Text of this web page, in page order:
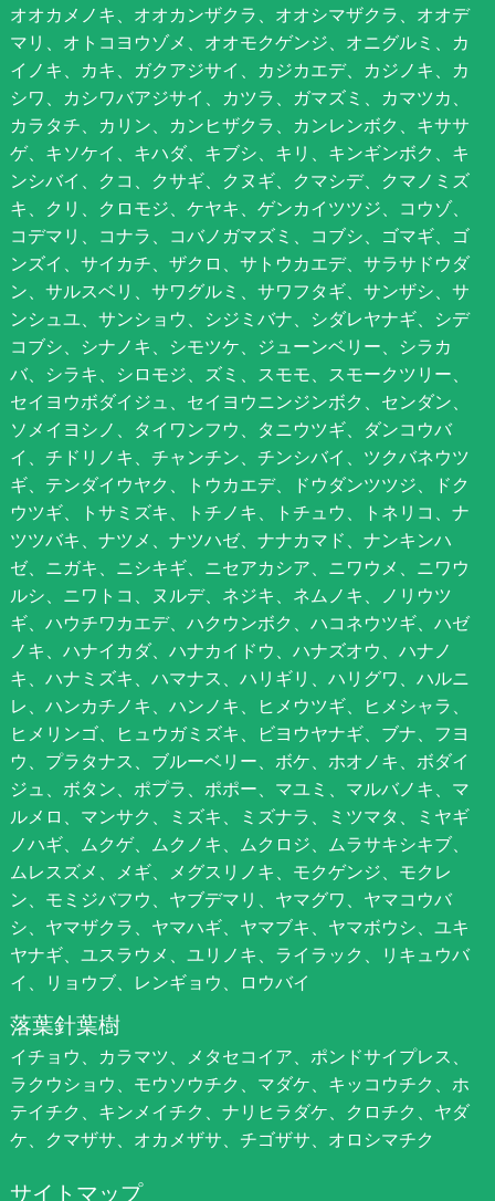
オオカメノキ、オオカンザクラ、オオシマザクラ、オオデ
マリ、オトコヨウゾメ、オオモクゲンジ、オニグルミ、カ
イノキ、カキ、ガクアジサイ、カジカエデ、カジノキ、カ
シワ、カシワバアジサイ、カツラ、ガマズミ、カマツカ、
カラタチ、カリン、カンヒザクラ、カンレンボク、キササ
ゲ、キソケイ、キハダ、キブシ、キリ、キンギンボク、キ
ンシバイ、クコ、クサギ、クヌギ、クマシデ、クマノミズ
キ、クリ、クロモジ、ケヤキ、ゲンカイツツジ、コウゾ、
コデマリ、コナラ、コバノガマズミ、コブシ、ゴマギ、ゴ
ンズイ、サイカチ、ザクロ、サトウカエデ、サラサドウダ
ン、サルスベリ、サワグルミ、サワフタギ、サンザシ、サ
ンシュユ、サンショウ、シジミバナ、シダレヤナギ、シデ
コブシ、シナノキ、シモツケ、ジューンベリー、シラカ
バ、シラキ、シロモジ、ズミ、スモモ、スモークツリー、
セイヨウボダイジュ、セイヨウニンジンボク、センダン、
ソメイヨシノ、タイワンフウ、タニウツギ、ダンコウバ
イ、チドリノキ、チャンチン、チンシバイ、ツクバネウツ
ギ、テンダイウヤク、トウカエデ、ドウダンツツジ、ドク
ウツギ、トサミズキ、トチノキ、トチュウ、トネリコ、ナ
ツツバキ、ナツメ、ナツハゼ、ナナカマド、ナンキンハ
ゼ、ニガキ、ニシキギ、ニセアカシア、ニワウメ、ニワウ
ルシ、ニワトコ、ヌルデ、ネジキ、ネムノキ、ノリウツ
ギ、ハウチワカエデ、ハクウンボク、ハコネウツギ、ハゼ
ノキ、ハナイカダ、ハナカイドウ、ハナズオウ、ハナノ
キ、ハナミズキ、ハマナス、ハリギリ、ハリグワ、ハルニ
レ、ハンカチノキ、ハンノキ、ヒメウツギ、ヒメシャラ、
ヒメリンゴ、ヒュウガミズキ、ビヨウヤナギ、ブナ、フヨ
ウ、プラタナス、ブルーベリー、ボケ、ホオノキ、ボダイ
ジュ、ボタン、ポプラ、ポポー、マユミ、マルバノキ、マ
ルメロ、マンサク、ミズキ、ミズナラ、ミツマタ、ミヤギ
ノハギ、ムクゲ、ムクノキ、ムクロジ、ムラサキシキブ、
ムレスズメ、メギ、メグスリノキ、モクゲンジ、モクレ
ン、モミジバフウ、ヤブデマリ、ヤマグワ、ヤマコウバ
シ、ヤマザクラ、ヤマハギ、ヤマブキ、ヤマボウシ、ユキ
ヤナギ、ユスラウメ、ユリノキ、ライラック、リキュウバ
イ、リョウブ、レンギョウ、ロウバイ
落葉針葉樹
イチョウ、カラマツ、メタセコイア、ポンドサイプレス、
ラクウショウ、モウソウチク、マダケ、キッコウチク、ホ
テイチク、キンメイチク、ナリヒラダケ、クロチク、ヤダ
ケ、クマザサ、オカメザサ、チゴザサ、オロシマチク
サイトマップ